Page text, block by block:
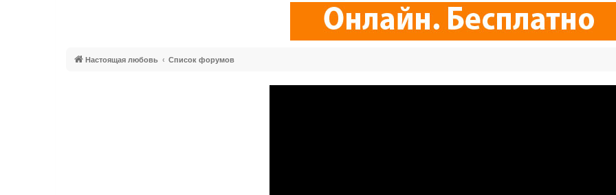
Настоящая любовь Список форумов